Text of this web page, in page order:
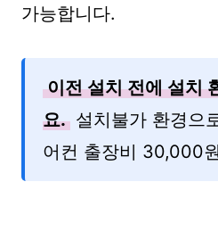
가능합니다.
이전 설치 전에 설치
요. 설치불가 환경으
어컨 출장비 30,000